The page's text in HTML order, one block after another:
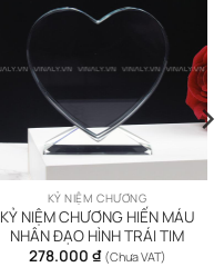
KỶ NIỆM CHƯƠNG
KỶ NIỆM CHƯƠNG HIẾN MÁU
NHÂN ĐẠO HÌNH TRÁI TIM
278.000 ₫ (Chưa VAT)